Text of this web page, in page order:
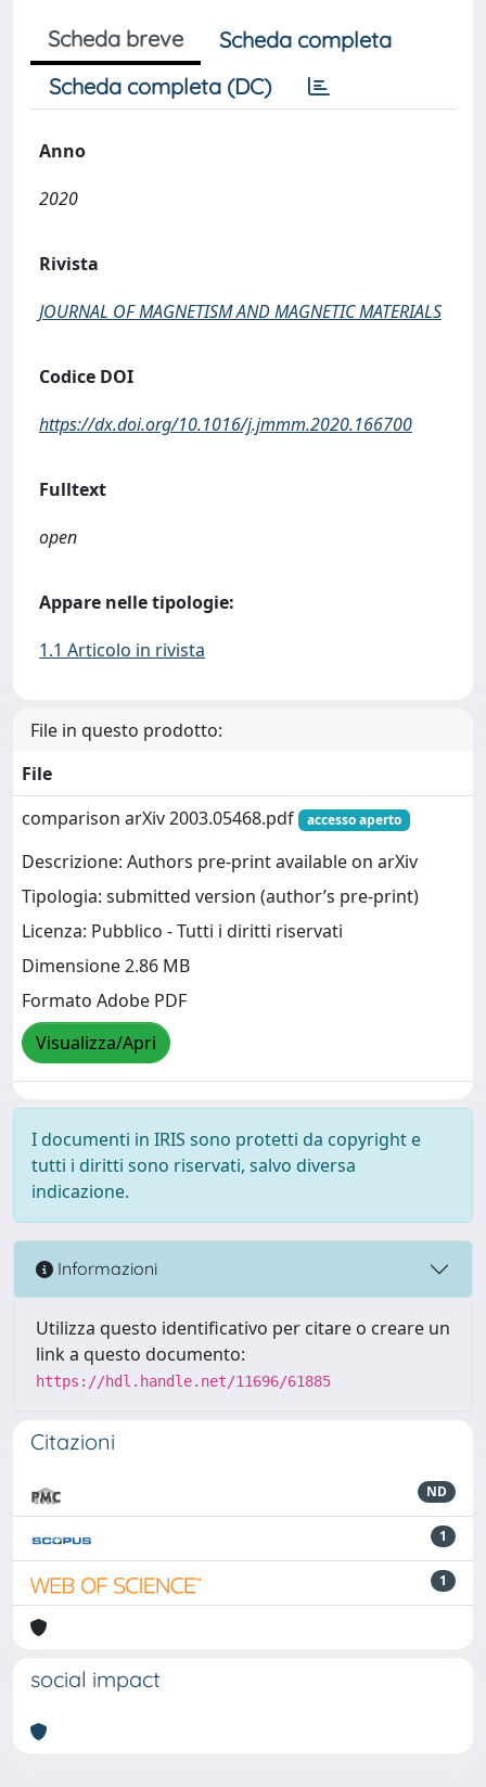
Scheda breve
Scheda completa
Scheda completa (DC)
Anno
2020
Rivista
JOURNAL OF MAGNETISM AND MAGNETIC MATERIALS
Codice DOI
https://dx.doi.org/10.1016/j.jmmm.2020.166700
Fulltext
open
Appare nelle tipologie:
1.1 Articolo in rivista
File in questo prodotto:
File
comparison arXiv 2003.05468.pdf
accesso aperto
Descrizione: Authors pre-print available on arXiv
Tipologia: submitted version (author’s pre-print)
Licenza: Pubblico - Tutti i diritti riservati
Dimensione 2.86 MB
Formato Adobe PDF
Visualizza/Apri
I documenti in IRIS sono protetti da copyright e
tutti i diritti sono riservati, salvo diversa
indicazione.
Informazioni
Utilizza questo identificativo per citare o creare un
link a questo documento:
https://hdl.handle.net/11696/61885
Citazioni
ND
1
1
social impact